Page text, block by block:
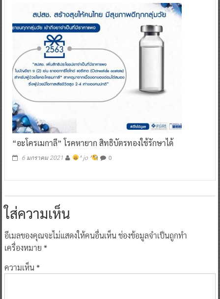
“อะโครเมกาลี” โรคหายาก สิทธิบัตรทองใช้รักษาได้
6 มกราคม 2021 ^ jo ^ 0
ใส่ความเห็น
อีเมลของคุณจะไม่แสดงให้คนอื่นเห็นช่องข้อมูลจำเป็นถูกทำ
เครื่องหมาย *
ความเห็น*